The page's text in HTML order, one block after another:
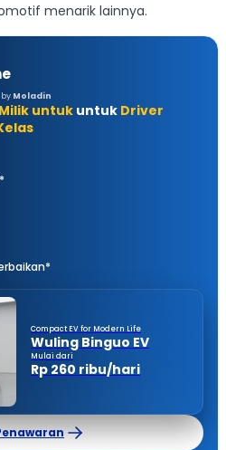
menarik lainnya.
Moladin
untukuntuk Driver
Compact EV for Modern Life
Wuling Binguo EV
Mulai dari
Rp 260 ribu/hari